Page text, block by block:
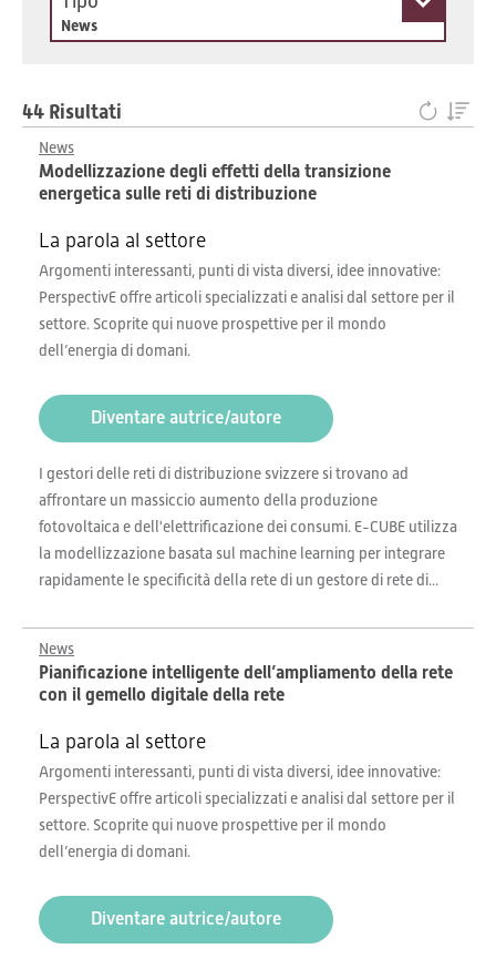
News
44 Risultati
News
Modellizzazione degli effetti della transizione
energetica sulle reti di distribuzione
La parola al settore
Argomenti interessanti, punti di vista diversi, idee innovative:
PerspectivE offre articoli specializzati e analisi dal settore per il
settore. Scoprite qui nuove prospettive per il mondo
dell’energia di domani.
Diventare autrice/autore
I gestori delle reti di distribuzione svizzere si trovano ad
affrontare un massiccio aumento della produzione
fotovoltaica e dell'elettrificazione dei consumi. E-CUBE utilizza
la modellizzazione basata sul machine learning per integrare
rapidamente le specificità della rete di un gestore di rete di...
News
Pianificazione intelligente dell’ampliamento della rete
con il gemello digitale della rete
La parola al settore
Argomenti interessanti, punti di vista diversi, idee innovative:
PerspectivE offre articoli specializzati e analisi dal settore per il
settore. Scoprite qui nuove prospettive per il mondo
dell’energia di domani.
Diventare autrice/autore